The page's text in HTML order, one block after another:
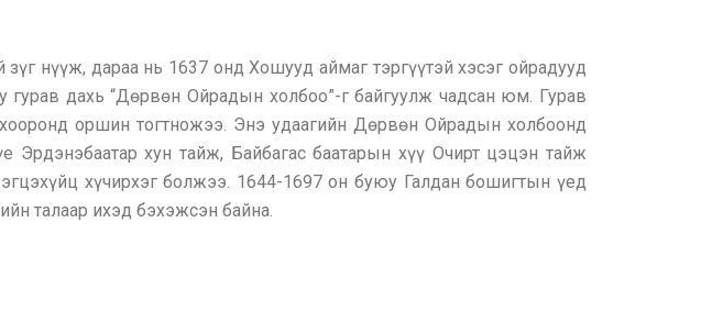
нүүж, дараа нь 1637 онд Хошууд аймаг тэргүүтэй хэсэг ойрадууд
гурав дахь “Дөрвөн Ойрадын холбоо”-г байгуулж чадсан юм. Гурав
оршин тогтножээ. Энэ удаагийн Дөрвөн Ойрадын холбоонд
хун тайж, Байбагас баатарын хүү Очирт цэцэн тайж
хүчирхэг болжээ. 1644-1697 он буюу Галдан бошигтын үед
талаар ихэд бэхэжсэн байна.